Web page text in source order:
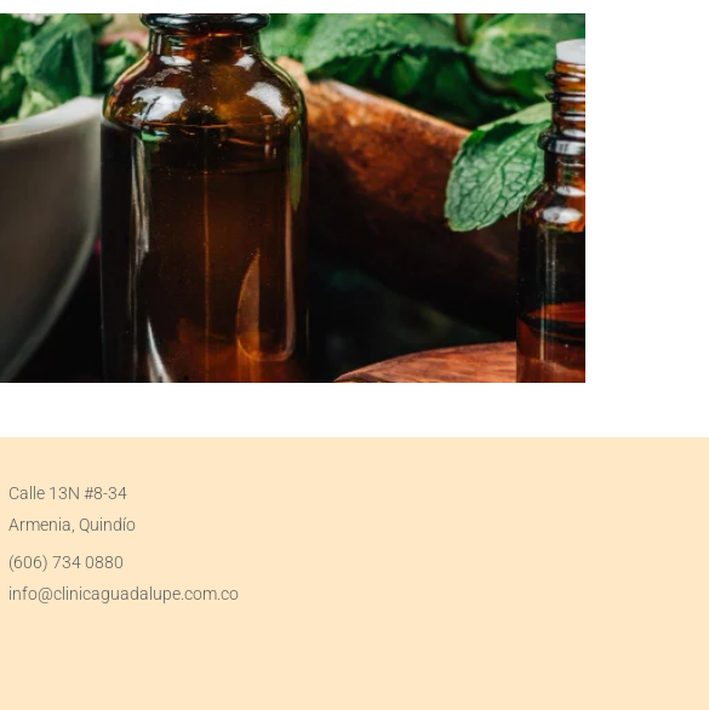
Calle 13N #8-34
Armenia, Quindío
(606) 734 0880
info@clinicaguadalupe.com.co